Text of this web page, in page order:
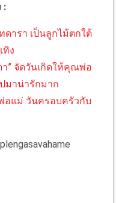
:
ดารา เป็นลูกไม้ตกใต้
ทิง
” จัดวันเกิดให้คุณพ่อ
มาน่ารักมาก
อแม่ วันครอบครัวกับ
plengasavahame